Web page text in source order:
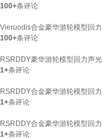
100+条评论
Vieruodis合金豪华游轮模型回
100+条评论
RSRDDY豪华游轮模型回力声
1+条评论
RSRDDY合金豪华游轮模型回
1+条评论
RSRDDY合金豪华游轮模型回
1+条评论